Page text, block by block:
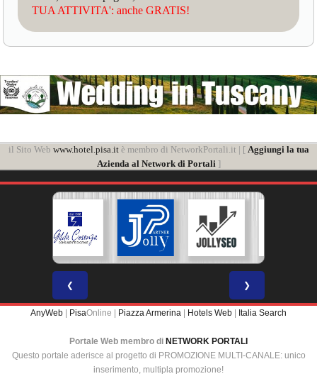
TUA ATTIVITA': anche GRATIS!
il Sito Web www.hotel.pisa.itè membro di NetworkPortali.it | [ Aggiungi la tua
Azienda al Network di Portali]
❮ ❯
AnyWeb PisaOnline | Piazza Armerina Hotels Web Italia Search
Portale Web membro di NETWORK PORTALI
Questo portale aderisce al progetto di PROMOZIONE MULTI-CANALE: unico
inserimento, multipla promozione!